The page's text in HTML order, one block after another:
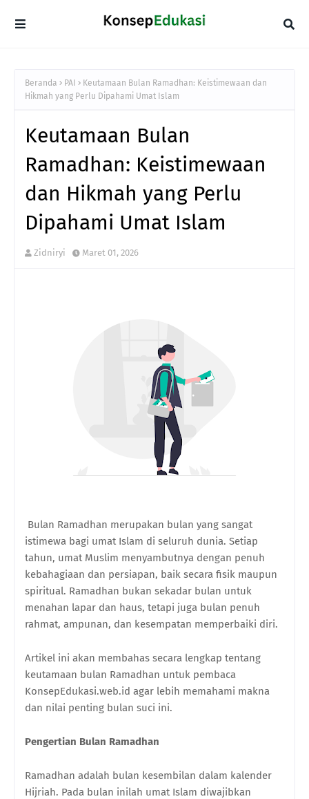
Beranda PAI
Keutamaan Bulan Ramadhan: Keistimewaan dan
Hikmah yang Perlu Dipahami Umat Islam
Keutamaan Bulan
Ramadhan: Keistimewaan
dan Hikmah yang Perlu
Dipahami Umat Islam
Zidniryi Maret 01, 2026
Bulan Ramadhan merupakan bulan yang sangat
istimewa bagi umat Islam di seluruh dunia. Setiap
tahun, umat Muslim menyambutnya dengan penuh
kebahagiaan dan persiapan, baik secara fisik maupun
spiritual. Ramadhan bukan sekadar bulan untuk
menahan lapar dan haus, tetapi juga bulan penuh
rahmat, ampunan, dan kesempatan memperbaiki diri.
Artikel ini akan membahas secara lengkap tentang
keutamaan bulan Ramadhan untuk pembaca
KonsepEdukasi.web.id agar lebih memahami makna
dan nilai penting bulan suci ini.
Pengertian Bulan Ramadhan
Ramadhan adalah bulan kesembilan dalam kalender
Hijriah. Pada bulan inilah umat Islam diwajibkan